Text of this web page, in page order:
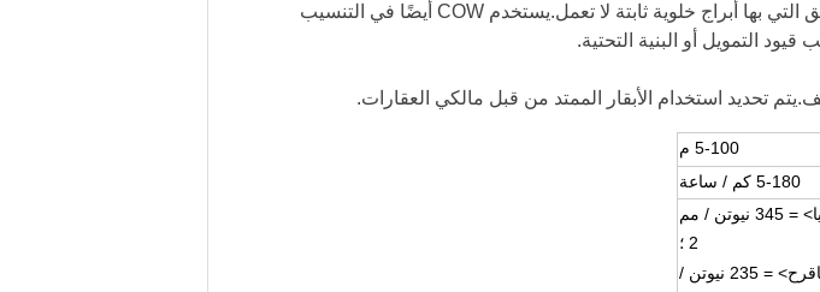
في الولايات المتحدة ، يتم تقديم خدمة COW الخلوية في الغالب إلى المناطق التي بها أبراج خلوية ثابتة لا تعمل.يستخدم COW أيضًا في التنسيب
التمويل أو البنية التحتية.
تحديد استخدام الأبقار الممتد من قبل مالكي العقارات.
5-100 م
5-180 كم / ساعة
Q345B / A572 ، مقاومة الخضوع الدنيا> = 345 نيوتن / مم
2 ؛
ر
ح> = 235 نيوتن /